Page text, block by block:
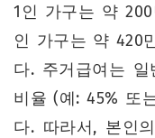
1인 가구는 약
인 가구는 약 420
다. 주거급여는
비율 (예: 45% 또
다. 따라서, 본인